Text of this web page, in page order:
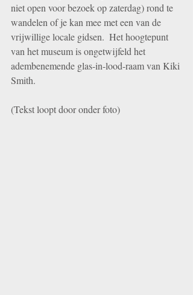
niet open voor bezoek op zaterdag) rond te
wandelen of je kan mee met een van de
vrijwillige locale gidsen.  Het hoogtepunt
van het museum is ongetwijfeld het
adembenemende glas-in-lood-raam van Kiki
Smith.
(Tekst loopt door onder foto)